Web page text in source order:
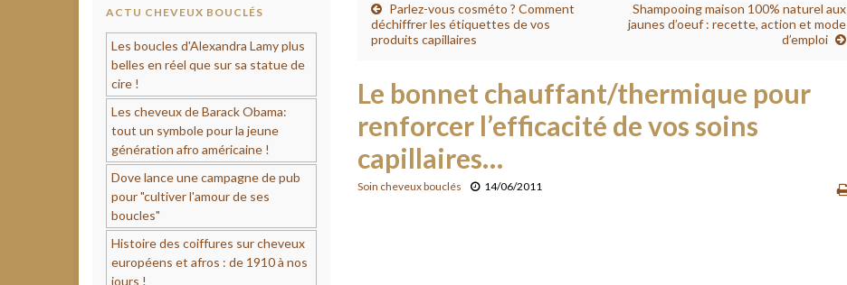
Parlez-vous cosméto ? Comment
déchiffrer les étiquettes de vos
produits capillaires
Shampooing maison 100% naturel aux
jaunes d’oeuf : recette, action et mode
d’emploi
Le bonnet chauffant/thermique pour
renforcer l’efficacité de vos soins
capillaires…
Soin cheveux bouclés 14/06/2011
ACTU CHEVEUX BOUCLÉS
Les boucles d'Alexandra Lamy plus
belles en réel que sur sa statue de
cire !
Les cheveux de Barack Obama:
tout un symbole pour la jeune
génération afro américaine !
Dove lance une campagne de pub
pour "cultiver l'amour de ses
boucles"
Histoire des coiffures sur cheveux
européens et afros : de 1910 à nos
jours !